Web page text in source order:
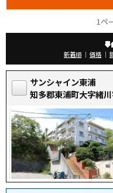
1ペ
新着順 ｜ 価格 ｜
サンシャイン東浦
知多郡東浦町大字緒